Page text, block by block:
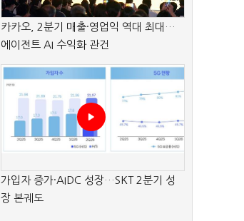
카카오, 2분기 매출·영업익 역대 최대…
에이전트 AI 수익화 관건
가입자 증가·AIDC 성장…SKT 2분기 성
장 본궤도